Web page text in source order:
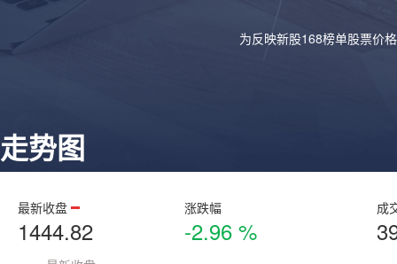
为反映新股168榜单股票价
走势图
最新收盘
1444.82
涨跌幅
-2.96 %
成